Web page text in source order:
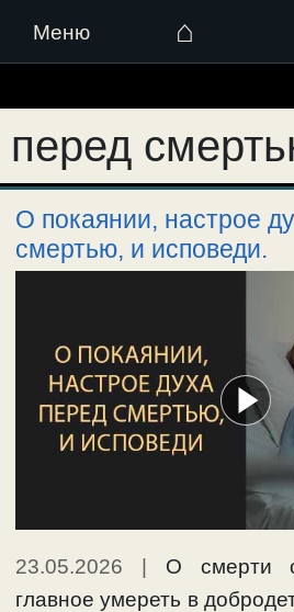
Меню ⌂
к
содержимому
перед
О покаянии, настрое
смертью, и исповеди.
23.05.2026 | О смерти
главное умереть в